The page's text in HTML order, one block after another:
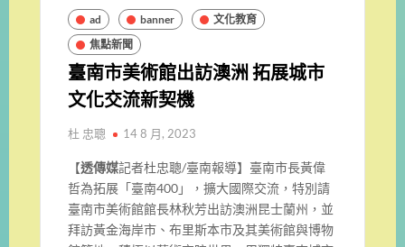
ad banner
文化教育
焦點新聞
臺南市美術館出訪澳洲 拓展城市
文化交流新契機
杜 忠聰 14 8 月, 2023
【透傳媒記者杜忠聰/臺南報導】臺南市長黃偉
哲為拓展「臺南400」，擴大國際交流，特別請
臺南市美術館館長林秋芳出訪澳洲昆士蘭州，並
拜訪黃金海岸市、布里斯本市及其美術館與博物